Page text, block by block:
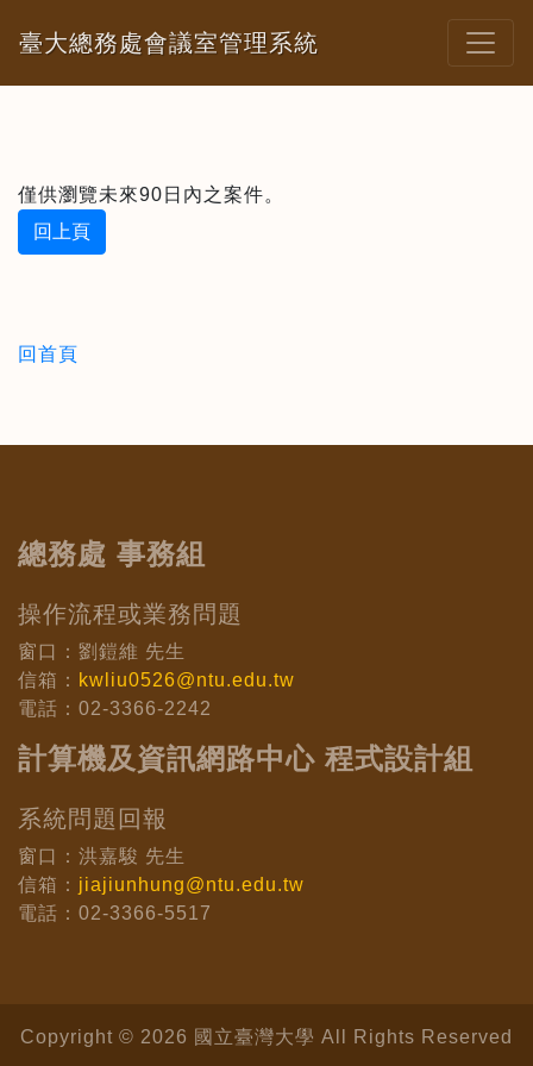
臺大總務處會議室管理系統
僅供瀏覽未來90日內之案件。
回上頁
回首頁
總務處 事務組
操作流程或業務問題
窗口：劉鎧維 先生
信箱： kwliu0526@ntu.edu.tw
電話：02-3366-2242
計算機及資訊網路中心 程式設計組
系統問題回報
窗口：洪嘉駿 先生
信箱： jiajiunhung@ntu.edu.tw
電話：02-3366-5517
Copyright © 2026 國立臺灣大學 All Rights Reserved